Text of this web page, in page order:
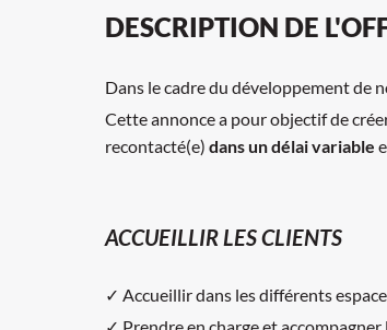
DESCRIPTION DE
Dans le cadre du développement de
Cette annonce a pour objectif de
recontacté(e) dans un délai variable
ACCUEILLIR LES CLIENTS
✓ Accueillir dans les différents